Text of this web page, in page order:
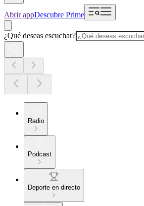
Abrir appDescubre Prime
¿Qué deseas escuchar?
Radio
Podcast
Deporte en directo